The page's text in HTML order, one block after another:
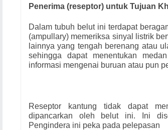
Penerima (reseptor) untuk Tujuan
Dalam tubuh belut ini terdapat
(ampullary) memeriksa sinyal listrik
lainnya yang tengah berenang atau
sehingga dapat menentukan
informasi mengenai buruan atau pun
Reseptor kantung tidak dapat
dipancarkan oleh belut ini. Ini
Pengindera ini peka pada pelepasan